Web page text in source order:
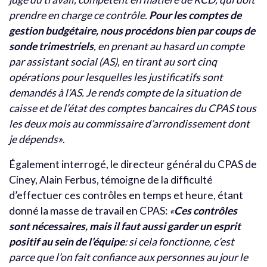
prendre en charge ce contrôle.Pour les comptes de
gestion budgétaire, nous procédons bien par coups de
sonde trimestriels, en prenant au hasard un compte
par assistant social (AS), en tirant au sort cinq
opérations pour lesquelles les justificatifs sont
demandés à l’AS. Je rends compte de la situation de
caisse et de l’état des comptes bancaires du CPAS tous
les deux mois au commissaire d’arrondissement dont
je dépends».
Également interrogé, le directeur général du CPAS de
Ciney, Alain Ferbus, témoigne de la difficulté
d’effectuer ces contrôles en temps et heure, étant
donné la masse de travail en CPAS: «Ces contrôles
sont nécessaires, mais il faut aussi garder un esprit
positif au sein de l’équipe: si cela fonctionne, c’est
parce que l’on fait confiance aux personnes au jour le